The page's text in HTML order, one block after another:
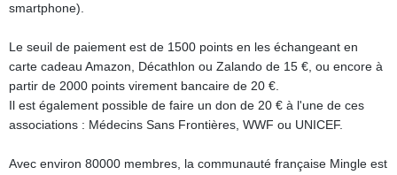
smartphone).
Le seuil de paiement est de 1500 points en les échangeant en
carte cadeau Amazon, Décathlon ou Zalando de 15 €, ou encore à
partir de 2000 points virement bancaire de 20 €.
Il est également possible de faire un don de 20 € à l'une de ces
associations : Médecins Sans Frontières, WWF ou UNICEF.
Avec environ 80000 membres, la communauté française Mingle est